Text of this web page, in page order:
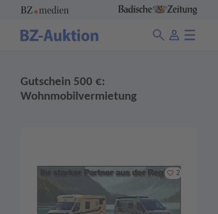
Gutschein 500 €:
Wohnmobilvermietung
Merken
2